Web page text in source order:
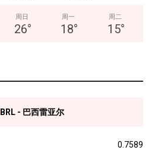
周日
26°
周一
18°
周二
15°
BRL - 巴西雷亚尔
0.7589